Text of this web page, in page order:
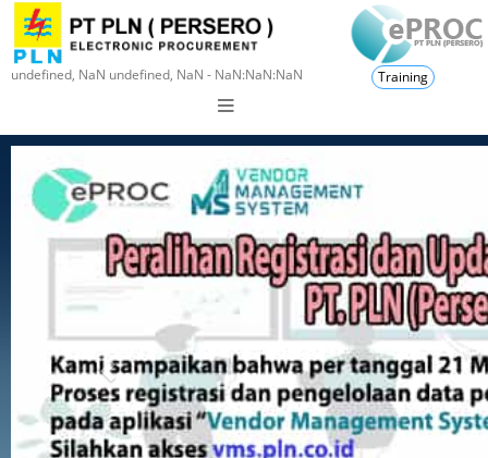
undefined, NaN undefined, NaN - NaN:NaN:NaN Training